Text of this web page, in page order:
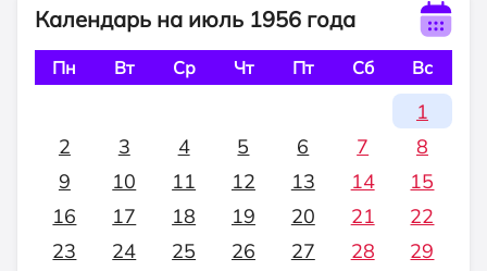
Календарь на июль 1956 года
Пн Вт Ср Чт Пт Сб Вс
1
2
3 4 5 6 7
8
9
10 11 12 13 14
15
16
17 18 19 20 21
22
23
24 25 26 27 28 29